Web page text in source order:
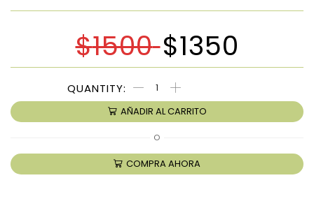
$1500 $1350
AÑADIR AL CARRITO
O
COMPRA AHORA